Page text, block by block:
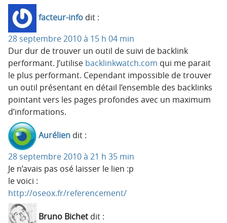
facteur-info dit :
28 septembre 2010 à 15 h 04 min
Dur dur de trouver un outil de suivi de backlink
performant. J’utilise backlinkwatch.com qui me parait
le plus performant. Cependant impossible de trouver
un outil présentant en détail l’ensemble des backlinks
pointant vers les pages profondes avec un maximum
d’informations.
Aurélien dit :
28 septembre 2010 à 21 h 35 min
Je n’avais pas osé laisser le lien :p
le voici :
http://oseox.fr/referencement/
Bruno Bichet dit :